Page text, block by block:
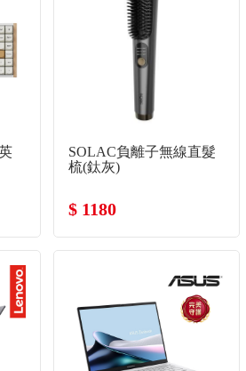
SOLAC負離子無線直髮
梳(鈦灰)
$ 1180